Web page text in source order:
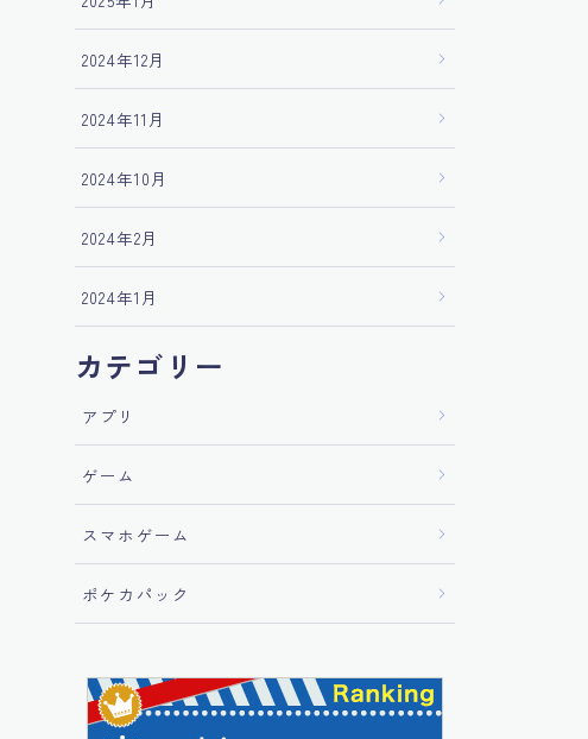
2024年12月
2024年11月
2024年10月
2024年2月
2024年1月
カテゴリー
アプリ
ゲーム
スマホゲーム
ポケカパック